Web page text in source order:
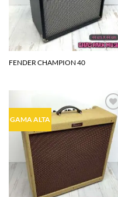
FENDER CHAMPION 40
GAMA ALTA
Agregar
a la
lista de
deseos